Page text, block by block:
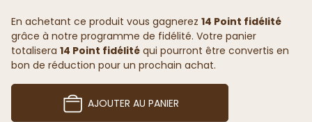
En achetant ce produit vous gagnerez 14 Point fidélité
grâce à notre programme de fidélité. Votre panier
totalisera 14 Point fidélité qui pourront être convertis en
bon de réduction pour un prochain achat.
AJOUTER AU PANIER